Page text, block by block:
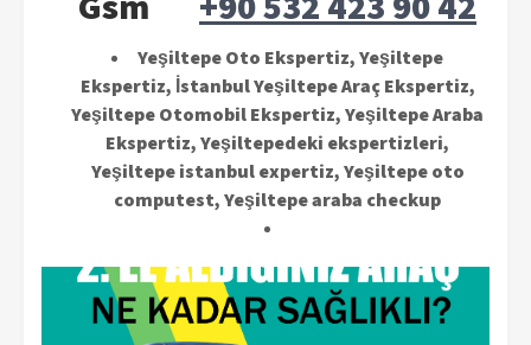
Yeşiltepe Oto Ekspertiz, Yeşiltepe
Ekspertiz, İstanbul Yeşiltepe Araç Ekspertiz,
Yeşiltepe Otomobil Ekspertiz, Yeşiltepe Araba
Ekspertiz, Yeşiltepedeki ekspertizleri,
Yeşiltepe istanbul expertiz, Yeşiltepe oto
computest, Yeşiltepe araba checkup